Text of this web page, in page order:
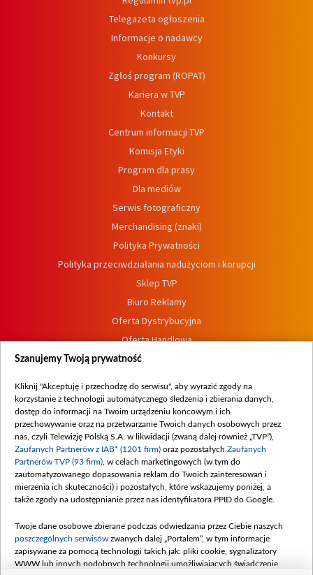
Telegazeta ogłoszenia
Informacje o nadawcy
Konkursy
Zgłoś program (ROPAT)
Kariera w TVP
Kontakt
Centrum informacji TVP
Komisja Etyki
Program dla prasy
Dla mediów
Serwis fotograficzny
Merchandising (znaki)
Polityka Prywatności
Polityka przeciwdziałania nadużyciom i korupcji
Sklep TVP
Biuro Reklamy
Oferta Dystrybucyjna
Oferta Handlowa
Dostępność
Procedura zgłoszeń wewnętrznych
Szanujemy Twoją prywatność
Kliknij "Akceptuję i przechodzę do serwisu", aby wyrazić zgody na
korzystanie z technologii automatycznego śledzenia i zbierania danych,
dostęp do informacji na Twoim urządzeniu końcowym i ich
przechowywanie oraz na przetwarzanie Twoich danych osobowych przez
nas, czyli Telewizję Polską S.A. w likwidacji (zwaną dalej również „TVP”),
Zaufanych Partnerów z IAB* (1201 firm) oraz pozostałych Zaufanych
Partnerów TVP (93 firm) , w celach marketingowych (w tym do
zautomatyzowanego dopasowania reklam do Twoich zainteresowań i
mierzenia ich skuteczności) i pozostałych, które wskazujemy poniżej, a
także zgody na udostępnianie przez nas identyfikatora PPID do Google.
Twoje dane osobowe zbierane podczas odwiedzania przez Ciebie naszych
poszczególnych serwisów zwanych dalej „Portalem”, w tym informacje
zapisywane za pomocą technologii takich jak: pliki cookie, sygnalizatory
WWW lub innych podobnych technologii umożliwiających świadczenie